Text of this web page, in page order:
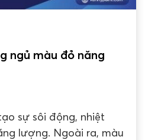
ngủ màu đỏ năng
sự sôi động, nhiệt
lượng. Ngoài ra, màu